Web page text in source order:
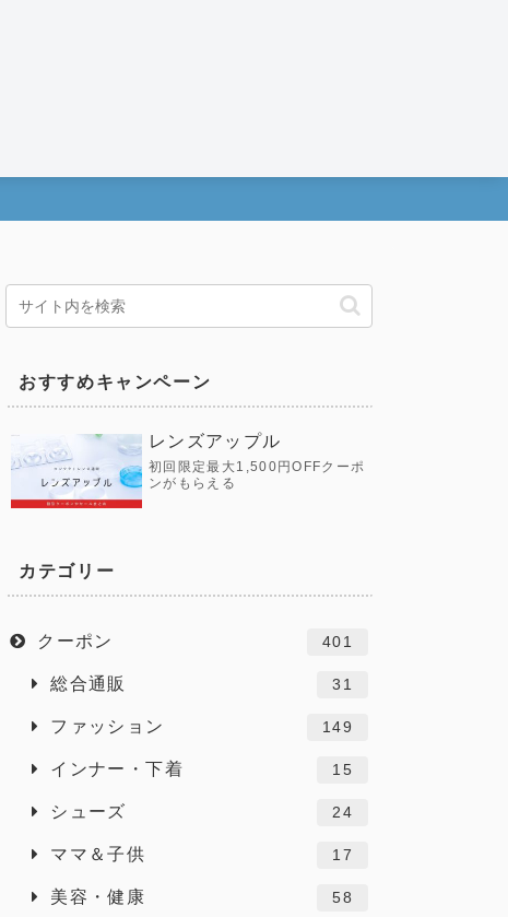
おすすめキャンペーン
レンズアップル
初回限定最大1,500円OFFクーポ
ンがもらえる
カテゴリー
クーポン 401
総合通販 31
ファッション 149
インナー・下着 15
シューズ 24
ママ＆子供 17
美容・健康 58